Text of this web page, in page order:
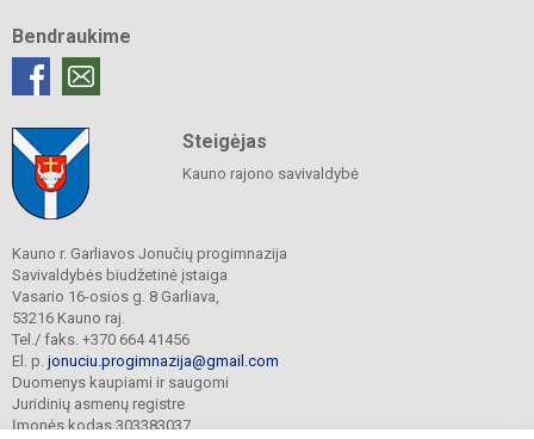
Bendraukime
Steigėjas
Kauno rajono savivaldybė
Kauno r. Garliavos Jonučių progimnazija
Savivaldybės biudžetinė įstaiga
Vasario 16-osios g. 8 Garliava,
53216 Kauno raj.
Tel./ faks. +370 664 41456
El. p. jonuciu.progimnazija@gmail.com
Duomenys kaupiami ir saugomi
Juridinių asmenų registre
Įmonės kodas 303383037